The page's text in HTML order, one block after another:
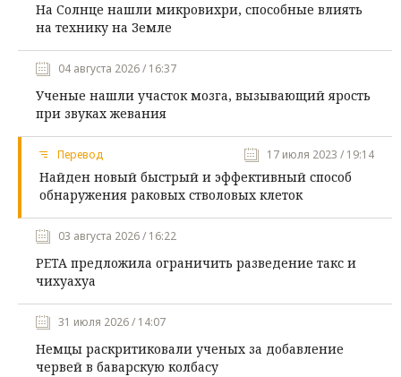
На Солнце нашли микровихри, способные влиять
на технику на Земле
04 августа 2026 / 16:37
Ученые нашли участок мозга, вызывающий ярость
при звуках жевания
Перевод 17 июля 2023 / 19:14
Найден новый быстрый и эффективный способ
обнаружения раковых стволовых клеток
03 августа 2026 / 16:22
PETA предложила ограничить разведение такс и
чихуахуа
31 июля 2026 / 14:07
Немцы раскритиковали ученых за добавление
червей в баварскую колбасу